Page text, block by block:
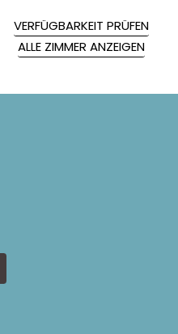
VERFÜGBARKEIT PRÜFEN
ALLE ZIMMER ANZEIGEN